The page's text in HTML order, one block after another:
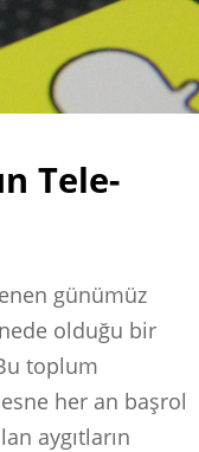
Tele-
günümüz
olduğu bir
toplum
her an başrol
aygıtların